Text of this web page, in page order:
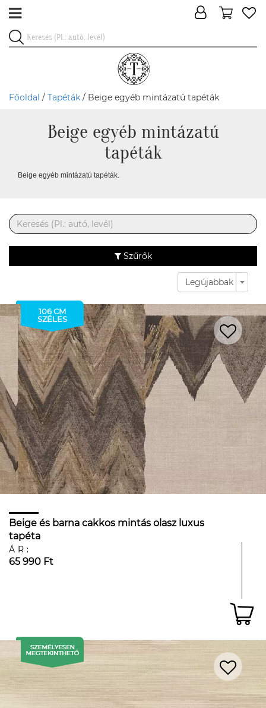
Főoldal / Tapéták / Beige egyéb mintázatú tapéták
Beige egyéb mintázatú
tapéták
Beige egyéb mintázatú tapéták.
Szűrők
Legújabbak
106 CM
SZÉLES
Beige és barna cakkos mintás olasz luxus
tapéta
ÁR:
65 990 Ft